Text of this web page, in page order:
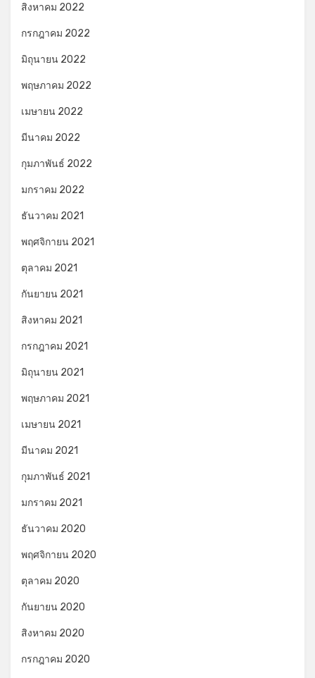
สิงหาคม 2022
กรกฎาคม 2022
มิถุนายน 2022
พฤษภาคม 2022
เมษายน 2022
มีนาคม 2022
กุมภาพันธ์ 2022
มกราคม 2022
ธันวาคม 2021
พฤศจิกายน 2021
ตุลาคม 2021
กันยายน 2021
สิงหาคม 2021
กรกฎาคม 2021
มิถุนายน 2021
พฤษภาคม 2021
เมษายน 2021
มีนาคม 2021
กุมภาพันธ์ 2021
มกราคม 2021
ธันวาคม 2020
พฤศจิกายน 2020
ตุลาคม 2020
กันยายน 2020
สิงหาคม 2020
กรกฎาคม 2020